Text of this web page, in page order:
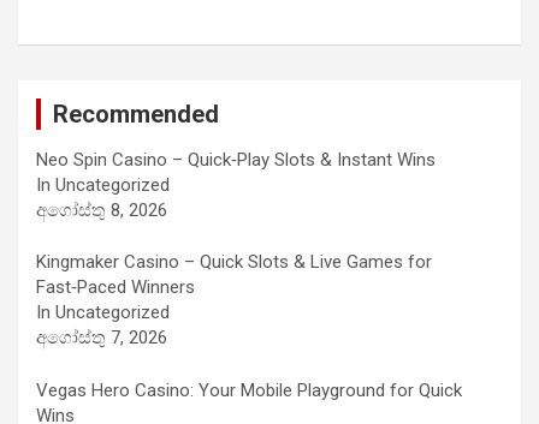
Recommended
Neo Spin Casino – Quick‑Play Slots & Instant Wins
In Uncategorized
අගෝස්තු 8, 2026
Kingmaker Casino – Quick Slots & Live Games for
Fast‑Paced Winners
In Uncategorized
අගෝස්තු 7, 2026
Vegas Hero Casino: Your Mobile Playground for Quick
Wins